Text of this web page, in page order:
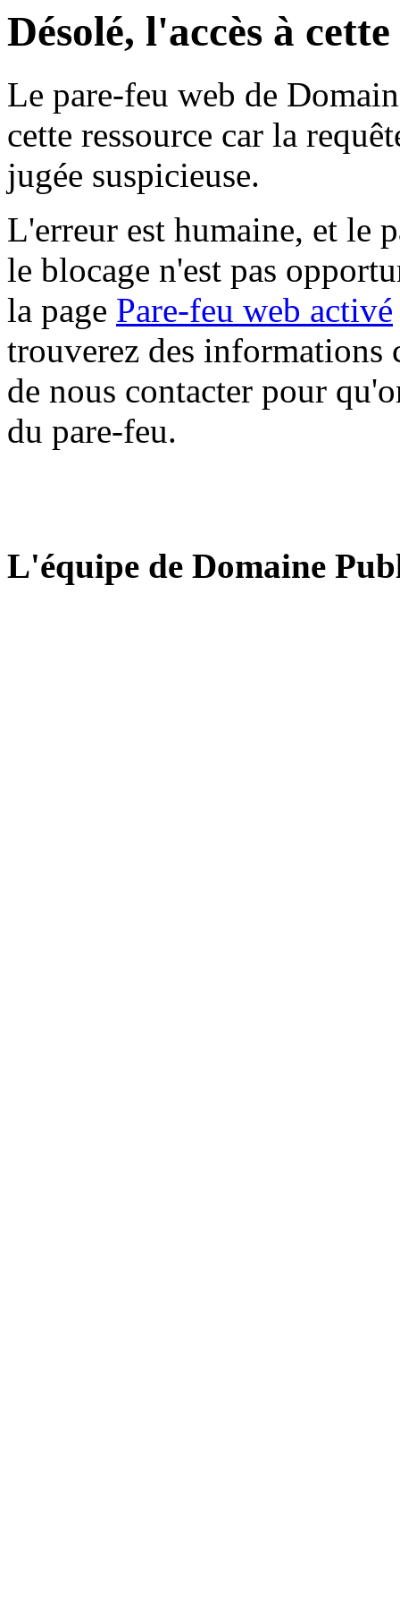
Désolé, l'accès à
Le pare-feu web de
cette ressource car la
jugée suspicieuse.
L'erreur est humaine, et le
le blocage n'est pas
la page Pare-feu web activé
trouverez des informations
de nous contacter pour
du pare-feu.
L'équipe de Domaine